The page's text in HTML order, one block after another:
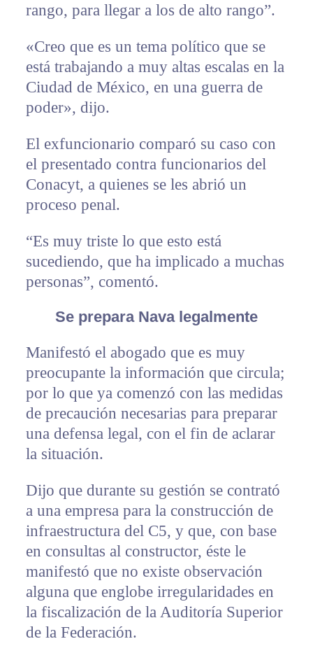
rango, para llegar a los de alto rango”.
«Creo que es un tema político que se
está trabajando a muy altas escalas en la
Ciudad de México, en una guerra de
poder», dijo.
El exfuncionario comparó su caso con
el presentado contra funcionarios del
Conacyt, a quienes se les abrió un
proceso penal.
“Es muy triste lo que esto está
sucediendo, que ha implicado a muchas
personas”, comentó.
Se prepara Nava legalmente
Manifestó el abogado que es muy
preocupante la información que circula;
por lo que ya comenzó con las medidas
de precaución necesarias para preparar
una defensa legal, con el fin de aclarar
la situación.
Dijo que durante su gestión se contrató
a una empresa para la construcción de
infraestructura del C5, y que, con base
en consultas al constructor, éste le
manifestó que no existe observación
alguna que englobe irregularidades en
la fiscalización de la Auditoría Superior
de la Federación.